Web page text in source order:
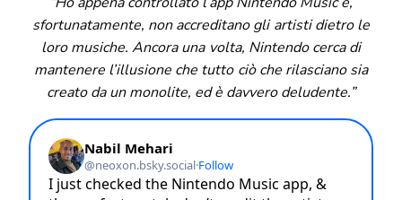
sfortunatamente, non accreditano gli artisti dietro le
loro musiche. Ancora una volta, Nintendo cerca di
mantenere l’illusione che tutto ciò che rilasciano sia
creato da un monolite, ed è davvero deludente.”